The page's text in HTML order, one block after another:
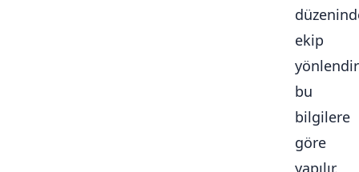
ekip
bu
bilgilere
göre
yapılır.